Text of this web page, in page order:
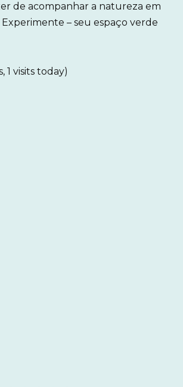
de acompanhar a natureza em
– seu espaço verde
1 visits today)